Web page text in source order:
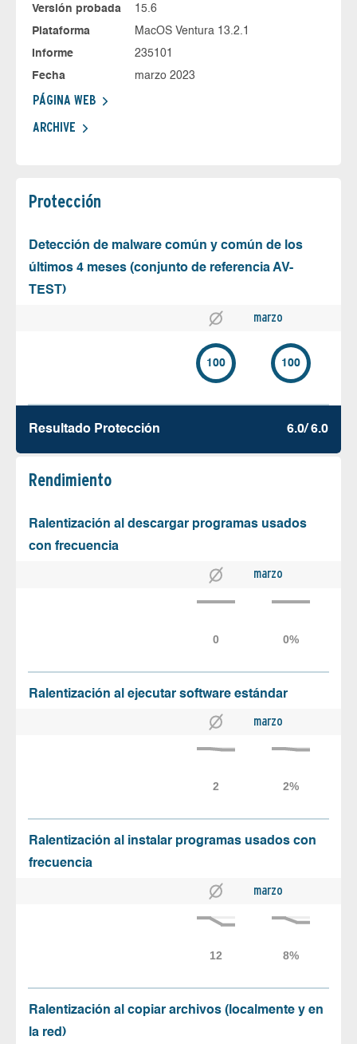
Versión probada
15.6
Plataforma
MacOS Ventura 13.2.1
Informe
235101
Fecha
marzo 2023
PÁGINA WEB
ARCHIVE
Protección
Detección de malware común y común de los
últimos 4 meses (conjunto de referencia AV-
TEST)
marzo
100 100
Resultado Protección 6.0/ 6.0
Rendimiento
Ralentización al descargar programas usados
con frecuencia
marzo
Ralentización al ejecutar software estándar
marzo
Ralentización al instalar programas usados con
frecuencia
marzo
Ralentización al copiar archivos (localmente y en
la red)